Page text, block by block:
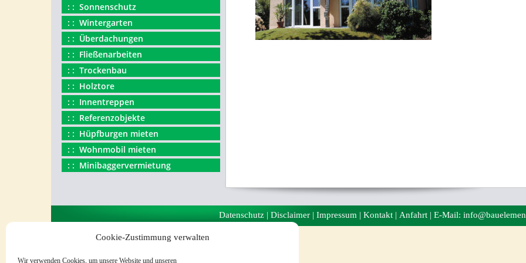
Cookie-Zustimmung verwalten
Wir verwenden Cookies, um unsere Website und unseren
Sonnenschutz
Wintergarten
Überdachungen
Fließenarbeiten
Trockenbau
Holztore
Innentreppen
Referenzobjekte
Hüpfburgen mieten
Wohnmobil mieten
Minibaggervermietung
Datenschutz| Disclaimer| Impressum | Kontakt| Anfahrt| E-Mail: